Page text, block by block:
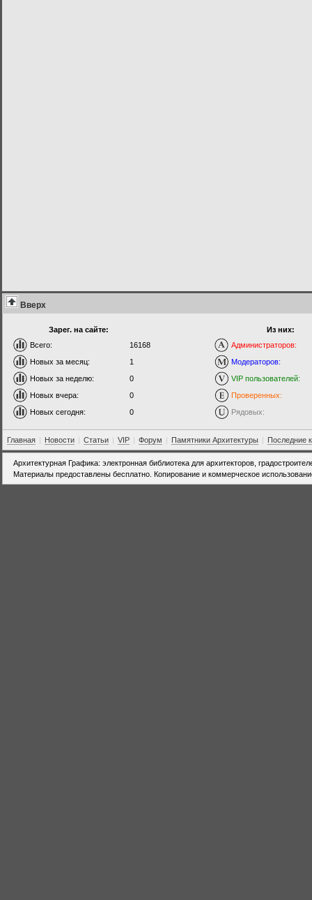
Вверх
Зарег. на сайте:
Всего:
16168
Новых за месяц:
1
Новых за неделю:
0
Новых вчера:
0
Новых сегодня:
0
Из них:
Администраторов:
Модераторов:
VIP пользователей:
Проверенных:
Рядовых:
Главная | Новости | Статьи | VIP | Форум | Памятники Архитектуры | Последние
Архитектурная Графика: электронная библиотека для архитекторов,
Материалы предоставлены бесплатно. Копирование и коммерческое